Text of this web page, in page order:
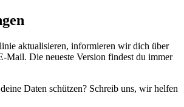
aktualisieren, informieren wir dich über
Mail. Die neueste Version findest du immer
Daten schützen? Schreib uns, wir helfen